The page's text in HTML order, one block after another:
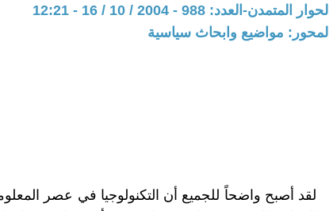
الحوار المتمدن-العدد: 988 - 2004 / 10 / 16 - 12:21
المحور: مواضيع وابحاث سياسية
لقد أصبح واضحاً للجميع أن التكنولوجيا في عصر